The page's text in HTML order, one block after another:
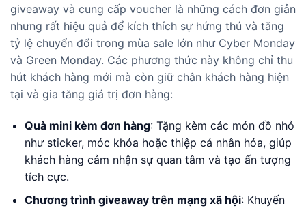
giveaway và cung cấp voucher là những cách đơn giản
nhưng rất hiệu quả để kích thích sự hứng thú và tăng
tỷ lệ chuyển đổi trong mùa sale lớn như Cyber Monday
và Green Monday. Các phương thức này không chỉ thu
hút khách hàng mới mà còn giữ chân khách hàng hiện
tại và gia tăng giá trị đơn hàng:
Quà mini kèm đơn hàng: Tặng kèm các món đồ nhỏ
như sticker, móc khóa hoặc thiệp cá nhân hóa, giúp
khách hàng cảm nhận sự quan tâm và tạo ấn tượng
tích cực.
Chương trình giveaway trên mạng xã hội: Khuyến